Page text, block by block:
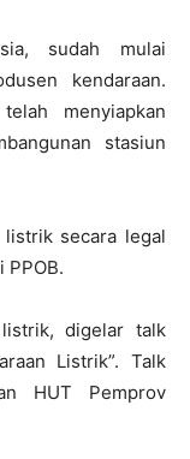
sudah mulai
kendaraan.
menyiapkan
stasiun
listrik secara legal
PPOB.
listrik, digelar talk
Listrik”. Talk
HUT Pemprov